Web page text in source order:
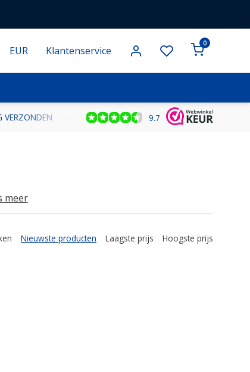
EUR Klantenservice
0
GRATIS VERZENDING VANAF € 100 BINNEN
9.7
meer
Nieuwste producten Laagste prijs Hoogste prijs